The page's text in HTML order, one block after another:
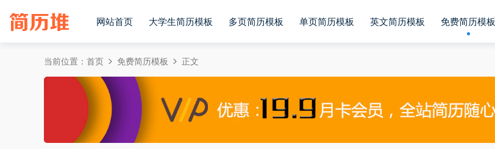
网站首页 大学生简历模板 多页简历模板 单页简历模板 英文简历模板 免费简历模板
当前位置： 首页 免费简历模板 正文